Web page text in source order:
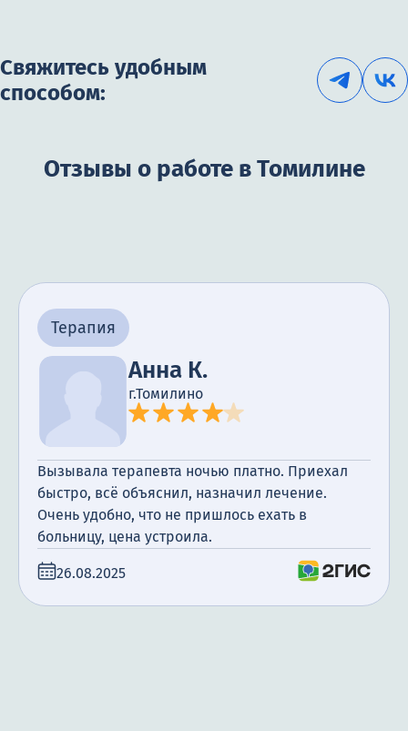
Свяжитесь удобным
способом:
Отзывы о работе в Томилине
Терапия
Анна К.
г.Томилино
Вызывала терапевта ночью платно. Приехал
быстро, всё объяснил, назначил лечение.
Очень удобно, что не пришлось ехать в
больницу, цена устроила.
26.08.2025